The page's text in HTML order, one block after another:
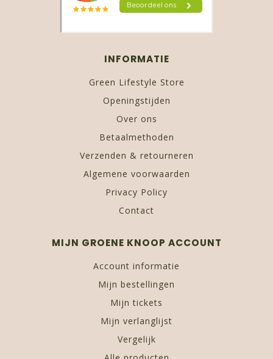
INFORMATIE
Green Lifestyle Store
Openingstijden
Over ons
Betaalmethoden
Verzenden & retourneren
Algemene voorwaarden
Privacy Policy
Contact
MIJN GROENE KNOOP ACCOUNT
Account informatie
Mijn bestellingen
Mijn tickets
Mijn verlanglijst
Vergelijk